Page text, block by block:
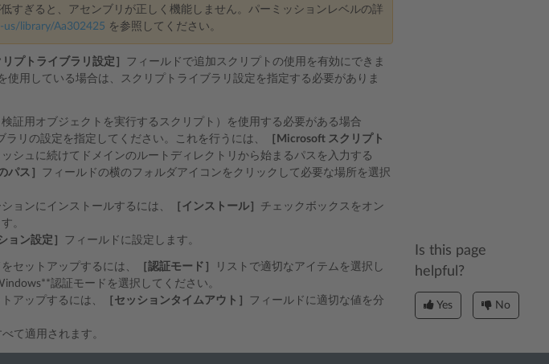
すぎると、アセンブリが正しく機能しません。パーミッションレベルの詳
library/Aa302425 を参照してください。
リプトライブラリ設定］ フィールドで追加スクリプトの使用を有効にできま
用している場合は、スクリプトライブラリ設定を指定する必要がありま
証用オブジェクトを実行するスクリプト）を使用する必要がある場合
リの設定を指定してください。これを行うには、
［Microsoft スクリプト
シュに続けてドメインのルートディレクトリから始まるパスを入力する
パス］ フィールドの横のフォルダアイコンをクリックして必要な場所を選択
ョンにインストールするには、
［インストール］ チェックボックスをオン
。
ョン設定］ フィールドに設定します。
セットアップするには、 ［認証モード］
リストで適切なアイテムを選択し
認証モードを選択してください。
アップするには、
［セッションタイムアウト］ フィールドに適切な値を分
て適用されます。
Is this page
helpful?
Yes No